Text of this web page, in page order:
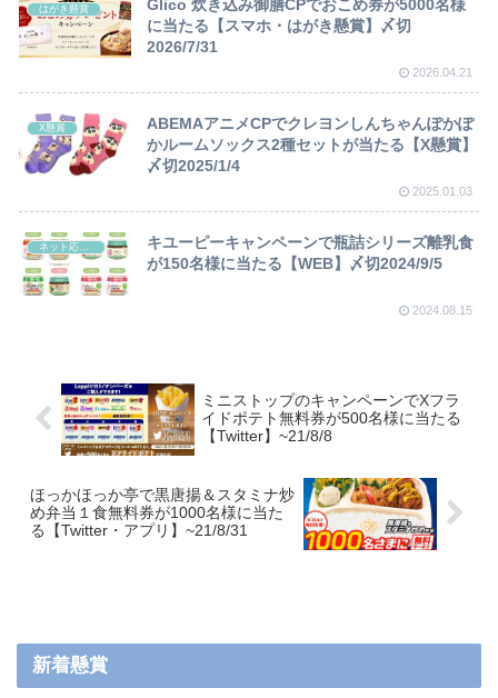
はがき懸賞
Glico 炊き込み御膳CPでおこめ券が5000名様
に当たる【スマホ・はがき懸賞】〆切
2026/7/31
2026.04.21
X懸賞
ABEMAアニメCPでクレヨンしんちゃんぽかぽ
かルームソックス2種セットが当たる【X懸賞】
〆切2025/1/4
2025.01.03
ネット応募懸賞
キユーピーキャンペーンで瓶詰シリーズ離乳食
が150名様に当たる【WEB】〆切2024/9/5
2024.08.15
ミニストップのキャンペーンでXフラ
イドポテト無料券が500名様に当たる
【Twitter】~21/8/8
ほっかほっか亭で黒唐揚＆スタミナ炒
め弁当１食無料券が1000名様に当た
る【Twitter・アプリ】~21/8/31
新着懸賞